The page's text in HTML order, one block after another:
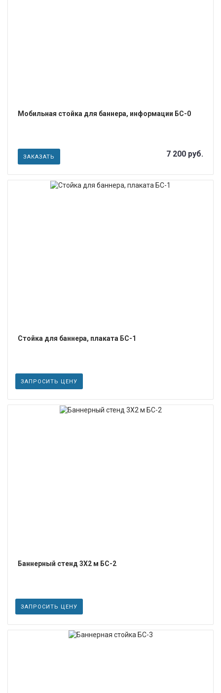
Мобильная стойка для баннера, информации БС-0
ЗАКАЗАТЬ 7 200 руб.
Стойка для баннера, плаката БС-1
ЗАПРОСИТЬ ЦЕНУ
Баннерный стенд 3Х2 м БС-2
ЗАПРОСИТЬ ЦЕНУ